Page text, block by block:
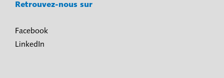
Retrouvez-nous sur
Facebook
LinkedIn